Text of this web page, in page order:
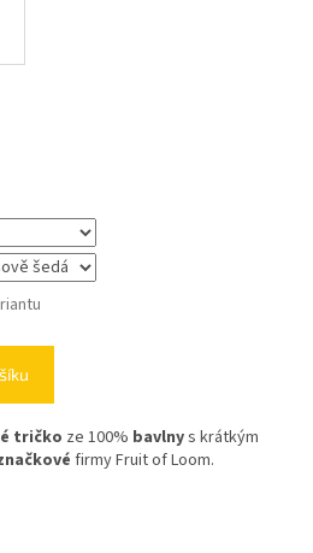
tričko ze 100% bavlnys krátkým
firmy Fruit of Loom.